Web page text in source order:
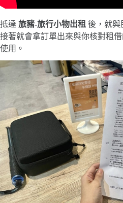
抵達 旅豬-旅行小物出租 後，就與
接著就會拿訂單出來與你核對租
使用。